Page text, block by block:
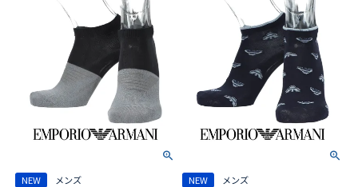
NEW
メンズ
NEW
メンズ